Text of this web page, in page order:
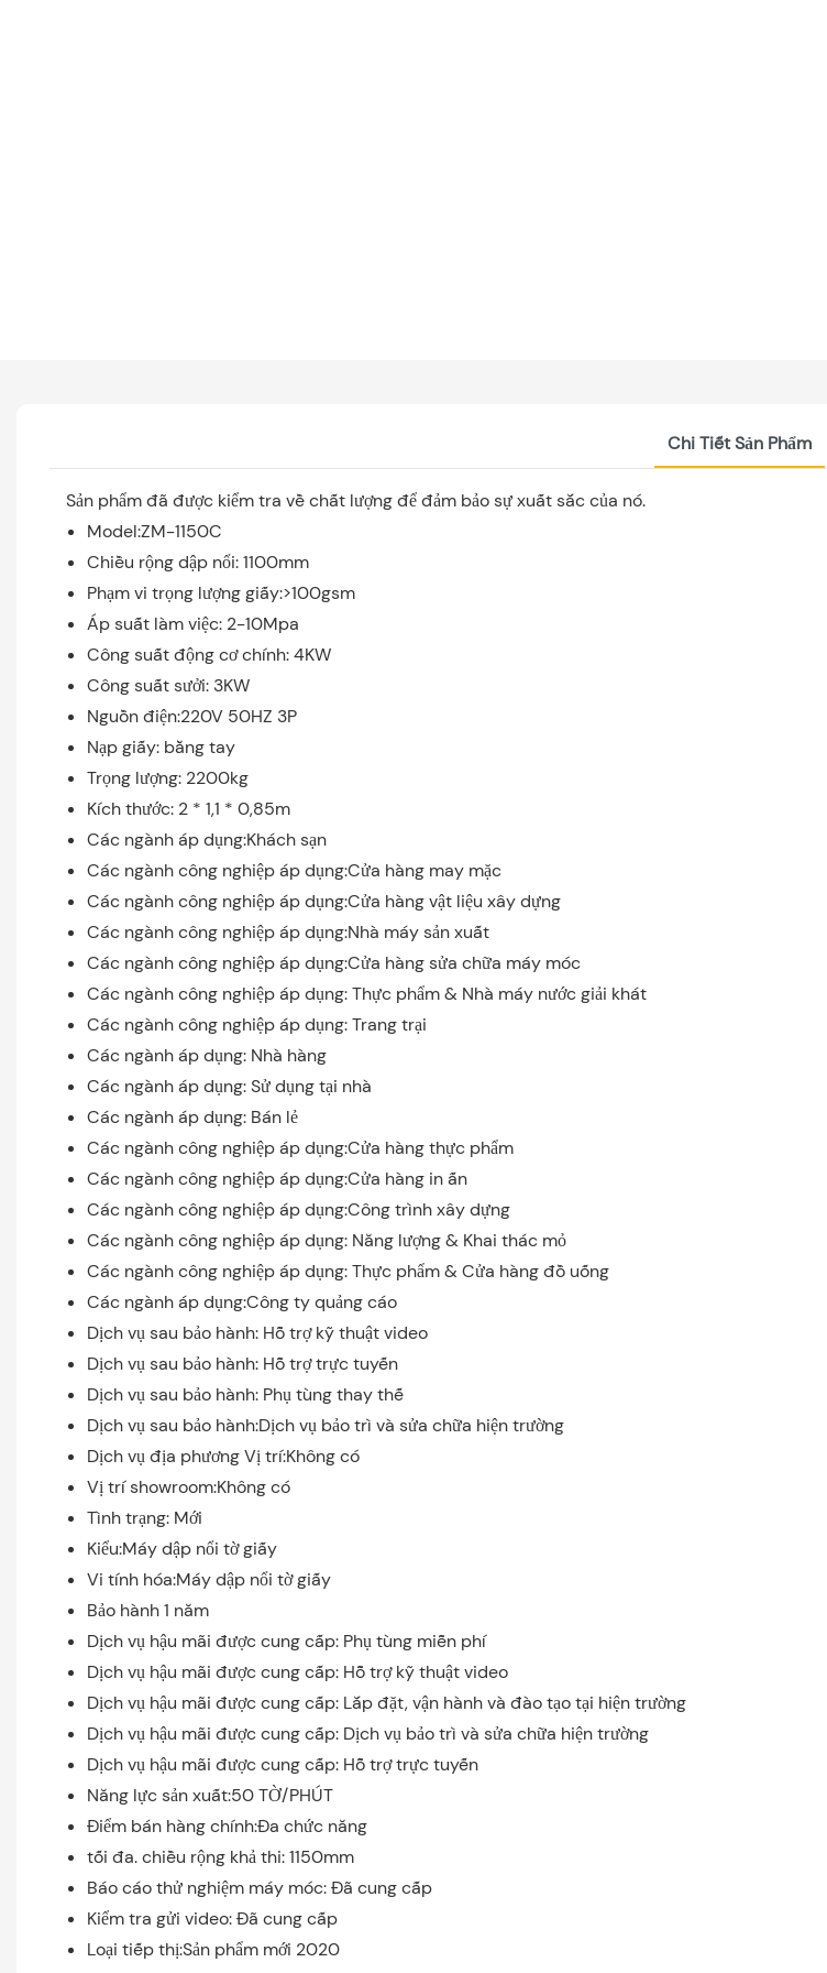
Chi Tiết Sản Phẩm
Sản phẩm đã được kiểm tra về chất lượng để đảm bảo sự xuất sắc của nó.
Model:ZM-1150C
Chiều rộng dập nổi: 1100mm
Phạm vi trọng lượng giấy:>100gsm
Áp suất làm việc: 2-10Mpa
Công suất động cơ chính: 4KW
Công suất sưởi: 3KW
Nguồn điện:220V 50HZ 3P
Nạp giấy: bằng tay
Trọng lượng: 2200kg
Kích thước: 2 * 1,1 * 0,85m
Các ngành áp dụng:Khách sạn
Các ngành công nghiệp áp dụng:Cửa hàng may mặc
Các ngành công nghiệp áp dụng:Cửa hàng vật liệu xây dựng
Các ngành công nghiệp áp dụng:Nhà máy sản xuất
Các ngành công nghiệp áp dụng:Cửa hàng sửa chữa máy móc
Các ngành công nghiệp áp dụng: Thực phẩm & Nhà máy nước giải khát
Các ngành công nghiệp áp dụng: Trang trại
Các ngành áp dụng: Nhà hàng
Các ngành áp dụng: Sử dụng tại nhà
Các ngành áp dụng: Bán lẻ
Các ngành công nghiệp áp dụng:Cửa hàng thực phẩm
Các ngành công nghiệp áp dụng:Cửa hàng in ấn
Các ngành công nghiệp áp dụng:Công trình xây dựng
Các ngành công nghiệp áp dụng: Năng lượng & Khai thác mỏ
Các ngành công nghiệp áp dụng: Thực phẩm & Cửa hàng đồ uống
Các ngành áp dụng:Công ty quảng cáo
Dịch vụ sau bảo hành: Hỗ trợ kỹ thuật video
Dịch vụ sau bảo hành: Hỗ trợ trực tuyến
Dịch vụ sau bảo hành: Phụ tùng thay thế
Dịch vụ sau bảo hành:Dịch vụ bảo trì và sửa chữa hiện trường
Dịch vụ địa phương Vị trí:Không có
Vị trí showroom:Không có
Tình trạng: Mới
Kiểu:Máy dập nổi tờ giấy
Vi tính hóa:Máy dập nổi tờ giấy
Bảo hành 1 năm
Dịch vụ hậu mãi được cung cấp: Phụ tùng miễn phí
Dịch vụ hậu mãi được cung cấp: Hỗ trợ kỹ thuật video
Dịch vụ hậu mãi được cung cấp: Lắp đặt, vận hành và đào tạo tại hiện trường
Dịch vụ hậu mãi được cung cấp: Dịch vụ bảo trì và sửa chữa hiện trường
Dịch vụ hậu mãi được cung cấp: Hỗ trợ trực tuyến
Năng lực sản xuất:50 TỜ/PHÚT
Điểm bán hàng chính:Đa chức năng
tối đa. chiều rộng khả thi: 1150mm
Báo cáo thử nghiệm máy móc: Đã cung cấp
Kiểm tra gửi video: Đã cung cấp
Loại tiếp thị:Sản phẩm mới 2020